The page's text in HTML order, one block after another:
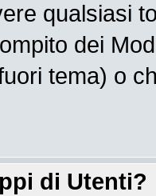
qualsiasi
dei
tema) o
di Utenti?